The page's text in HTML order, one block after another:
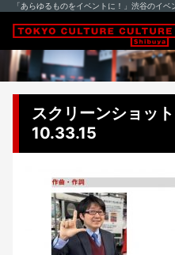
「あらゆるものをイベントに！」渋谷のイ
スクリーンショッ
10.33.15